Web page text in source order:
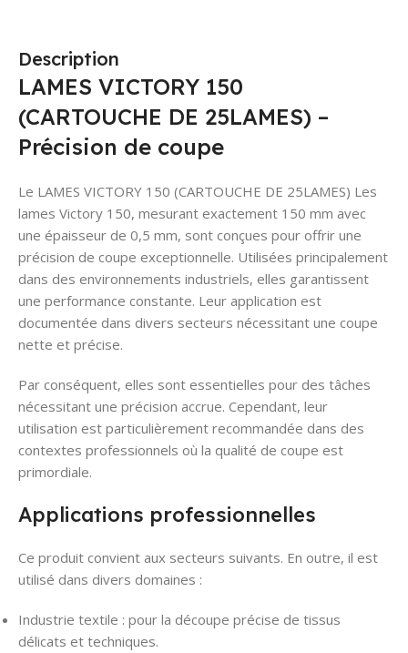
Description
LAMES VICTORY 150
(CARTOUCHE DE 25LAMES) –
Précision de coupe
Le LAMES VICTORY 150 (CARTOUCHE DE 25LAMES) Les
lames Victory 150, mesurant exactement 150 mm avec
une épaisseur de 0,5 mm, sont conçues pour offrir une
précision de coupe exceptionnelle. Utilisées principalement
dans des environnements industriels, elles garantissent
une performance constante. Leur application est
documentée dans divers secteurs nécessitant une coupe
nette et précise.
Par conséquent, elles sont essentielles pour des tâches
nécessitant une précision accrue. Cependant, leur
utilisation est particulièrement recommandée dans des
contextes professionnels où la qualité de coupe est
primordiale.
Applications professionnelles
Ce produit convient aux secteurs suivants. En outre, il est
utilisé dans divers domaines :
Industrie textile : pour la découpe précise de tissus
délicats et techniques.